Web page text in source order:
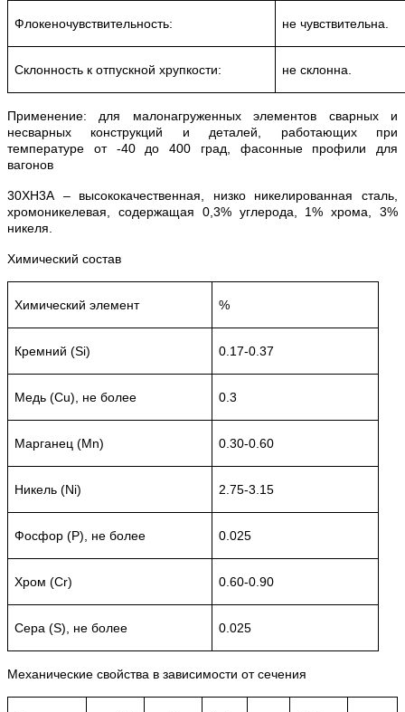
Флокеночувствительность: не чувствительна.
Склонность к отпускной хрупкости: не склонна.
Применение: для малонагруженных элементов сварных и
несварных конструкций и деталей, работающих при
температуре от -40 до 400 град, фасонные профили для
вагонов
30ХН3А – высококачественная, низко никелированная сталь,
хромоникелевая, содержащая 0,3% углерода, 1% хрома, 3%
никеля.
Химический состав
Химический элемент %
Кремний (Si) 0.17-0.37
Медь (Cu), не более 0.3
Марганец (Mn) 0.30-0.60
Никель (Ni) 2.75-3.15
Фосфор (P), не более 0.025
Хром (Cr) 0.60-0.90
Сера (S), не более 0.025
Механические свойства в зависимости от сечения